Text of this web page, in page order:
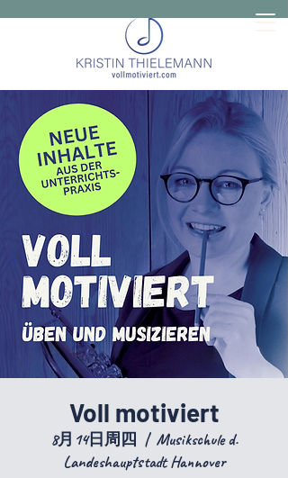
Voll motiviert
8月14日周四
  |
Musikschule d.
Landeshauptstadt Hannover